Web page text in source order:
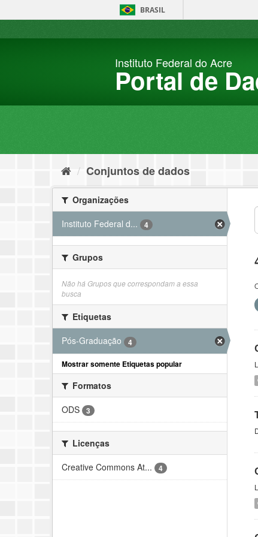
BRASIL
Instituto Federal do Acre
Portal de
Conjuntos de dados
Organizações
Instituto Federal d...
4
Grupos
Não há Grupos que correspondam a essa
busca
Etiquetas
Pós-Graduação
4
Mostrar somente Etiquetas popular
Formatos
ODS
3
Licenças
Creative Commons At...
4